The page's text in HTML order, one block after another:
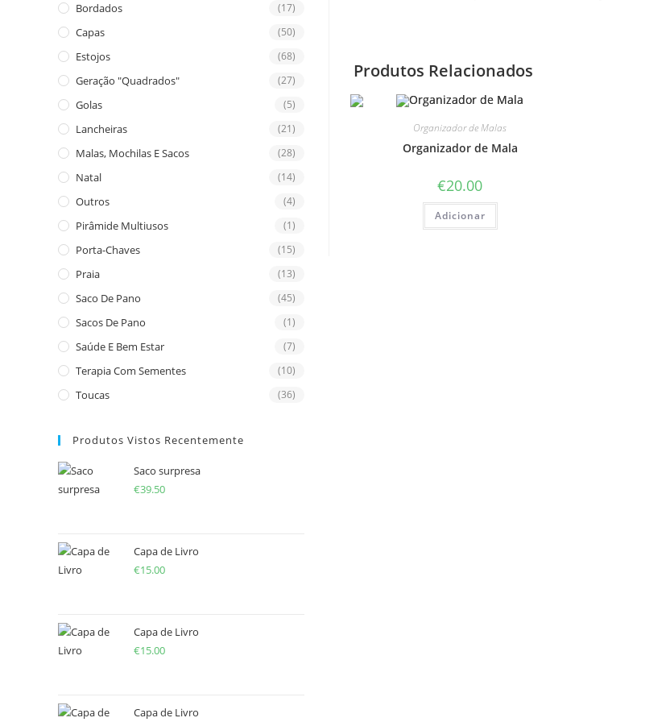
Bordados (17)
Capas (50)
Estojos (68)
Geração "Quadrados" (27)
Golas (5)
Lancheiras (21)
Malas, Mochilas E Sacos (28)
Natal (14)
Outros (4)
Pirâmide Multiusos (1)
Porta-Chaves (15)
Praia (13)
Saco De Pano (45)
Sacos De Pano (1)
Saúde E Bem Estar (7)
Terapia Com Sementes (10)
Toucas (36)
Produtos Vistos Recentemente
Saco surpresa
€39.50
Capa de Livro
€15.00
Capa de Livro
€15.00
Capa de Livro
Produtos Relacionados
Organizador de Malas
Organizador de Mala
€20.00
Adicionar